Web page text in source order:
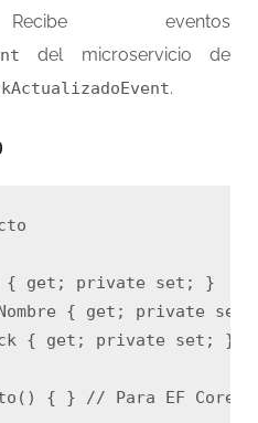
eventos
del microservicio de
.
get; private set; }
{ get; private
{ get; private set; }
{ } // Para EF Core